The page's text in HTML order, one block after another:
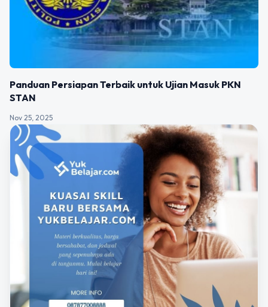
Panduan Persiapan Terbaik untuk Ujian Masuk PKN
STAN
Nov 25, 2025